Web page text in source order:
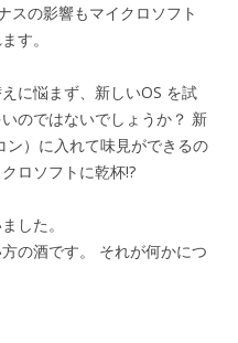
スの影響もマイクロソフト
す。
に悩まず、新しいOS を試
のではないでしょうか？ 新
ン）に入れて味見ができるの
ロソフトに乾杯!?
した。
の酒です。 それが何かにつ